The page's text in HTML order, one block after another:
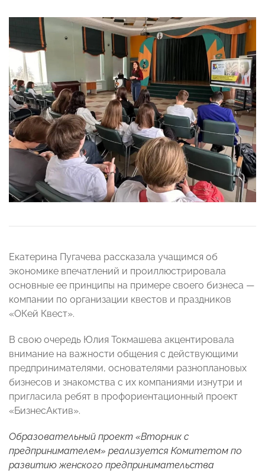
Екатерина Пугачева рассказала учащимся об
экономике впечатлений и проиллюстрировала
основные ее принципы на примере своего бизнеса —
компании по организации квестов и праздников
«ОКей Квест».
В свою очередь Юлия Токмашева акцентировала
внимание на важности общения с действующими
предпринимателями, основателями разноплановых
бизнесов и знакомства с их компаниями изнутри и
пригласила ребят в профориентационный проект
«БизнесАктив».
Образовательный проект «Вторник с
предпринимателем» реализуется Комитетом по
развитию женского предпринимательства